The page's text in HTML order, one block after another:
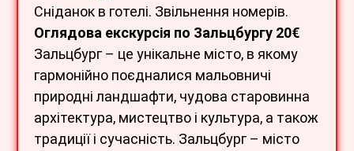
Сніданок в готелі. Звільнення номерів.
Оглядова екскурсія по Зальцбургу 20€
Зальцбург – це унікальне місто, в якому
гармонійно поєдналися мальовничі
природні ландшафти, чудова старовинна
архітектура, мистецтво і культура, а також
традиції і сучасність. Зальцбург – місто